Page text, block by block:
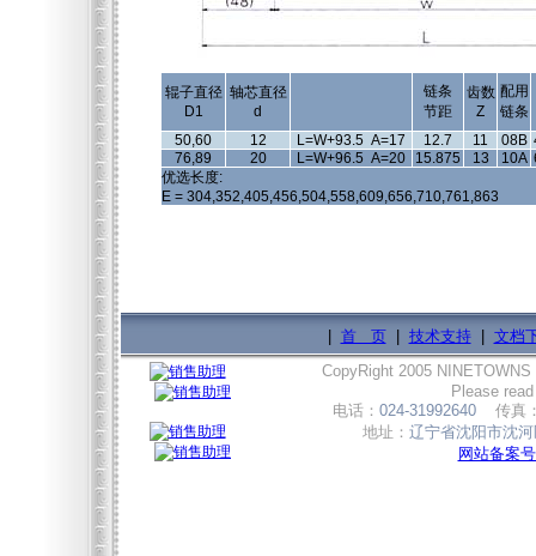
辊子直径
D1
轴芯直径
d
链条
节距
齿数
Z
配用
链条
50,60
12 L=W+93.5 A=17 12.7 11 08B
76,89
20 L=W+96.5 A=20 15.875 13 10A
优选长度:
E = 304,352,405,456,504,558,609,656,710,761,863
首 页| 技术支持| 文档
CopyRight 2005 NINETOWNS
Please
电话： 024-31992640 传真
地址： 辽宁省沈阳市沈
网站备案